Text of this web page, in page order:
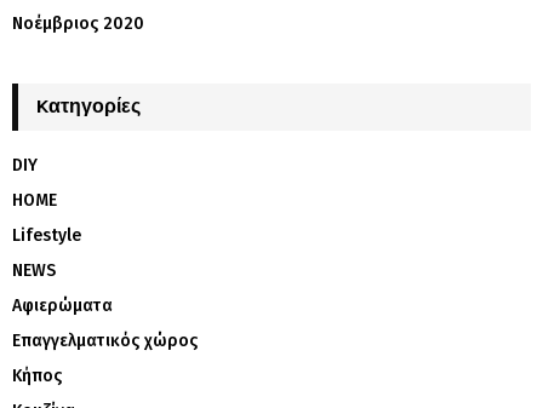
Νοέμβριος 2020
Kατηγορίες
DIY
HOME
Lifestyle
NEWS
Αφιερώματα
Επαγγελματικός χώρος
Κήπος